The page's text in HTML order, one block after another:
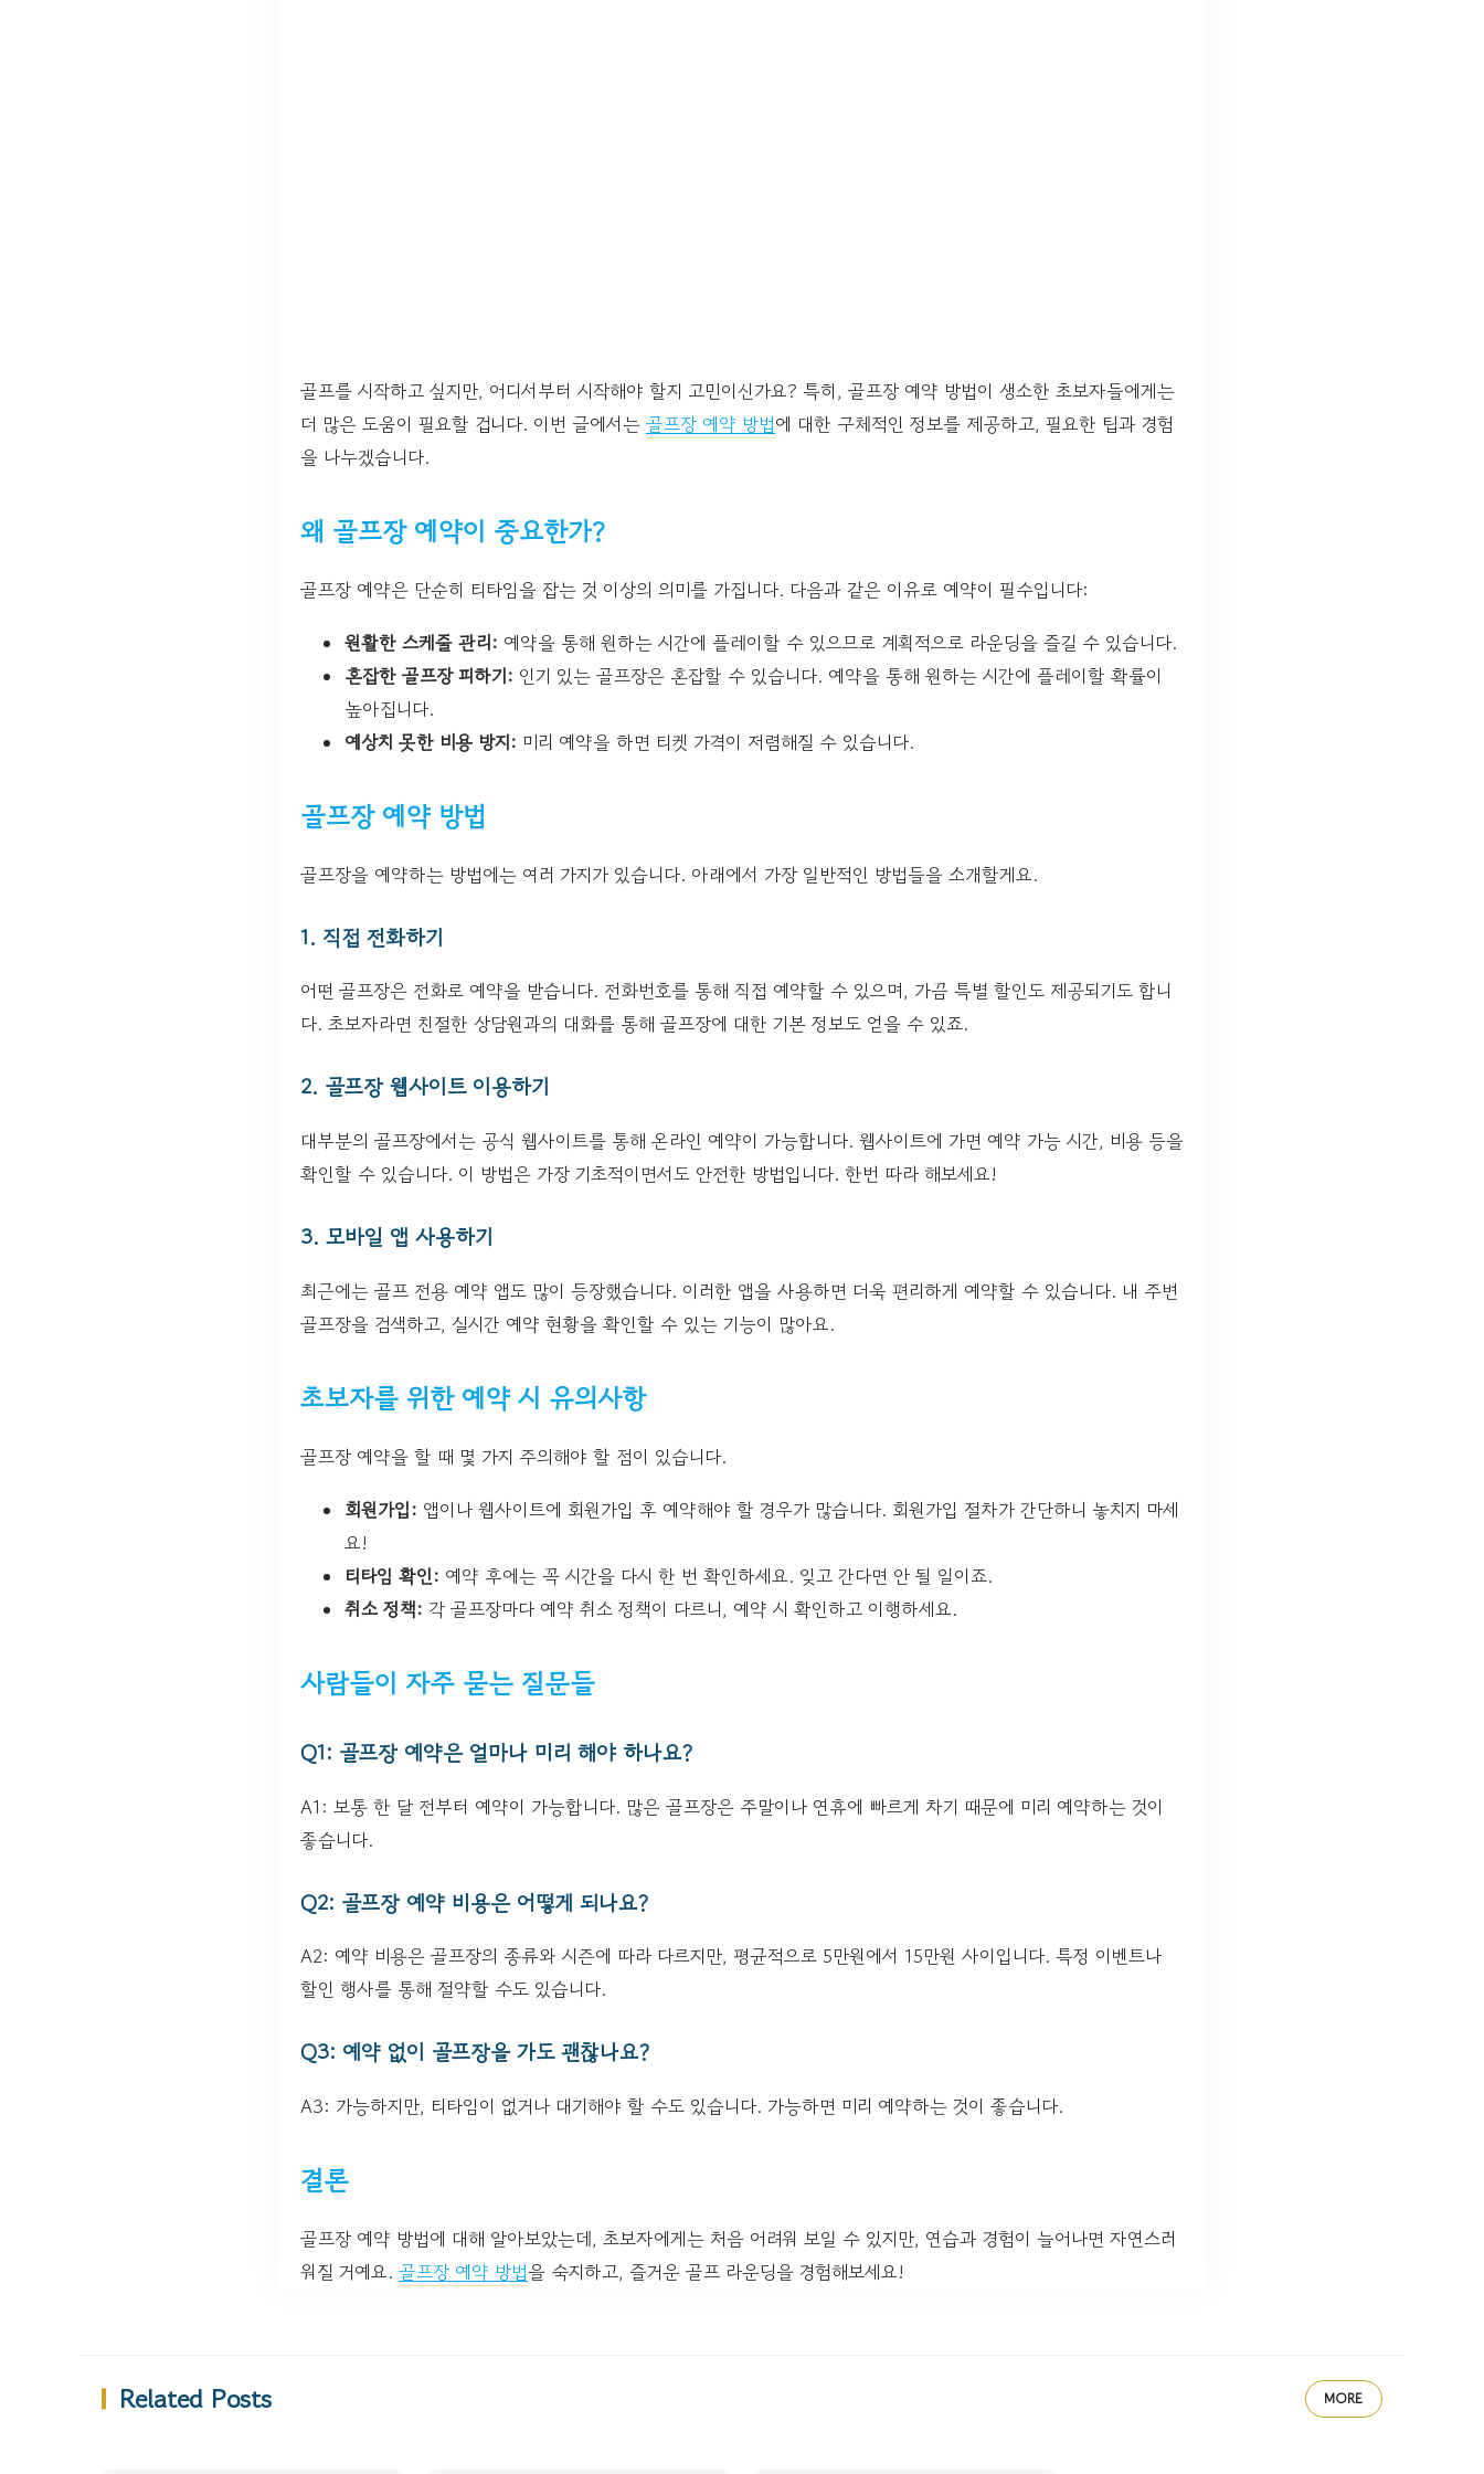
골프를 시작하고 싶지만, 어디서부터 시작해야 할지 고민이신가요? 특히, 골프장 예약 방법이 생소한 초보자들에게는
더 많은 도움이 필요할 겁니다. 이번 글에서는 골프장 예약 방법에 대한 구체적인 정보를 제공하고, 필요한 팁과 경험
을 나누겠습니다.
왜 골프장 예약이 중요한가?
골프장 예약은 단순히 티타임을 잡는 것 이상의 의미를 가집니다. 다음과 같은 이유로 예약이 필수입니다:
원활한 스케줄 관리: 예약을 통해 원하는 시간에 플레이할 수 있으므로 계획적으로 라운딩을 즐길 수 있습니다.
혼잡한 골프장 피하기: 인기 있는 골프장은 혼잡할 수 있습니다. 예약을 통해 원하는 시간에 플레이할 확률이
높아집니다.
예상치 못한 비용 방지: 미리 예약을 하면 티켓 가격이 저렴해질 수 있습니다.
골프장 예약 방법
골프장을 예약하는 방법에는 여러 가지가 있습니다. 아래에서 가장 일반적인 방법들을 소개할게요.
1. 직접 전화하기
어떤 골프장은 전화로 예약을 받습니다. 전화번호를 통해 직접 예약할 수 있으며, 가끔 특별 할인도 제공되기도 합니
다. 초보자라면 친절한 상담원과의 대화를 통해 골프장에 대한 기본 정보도 얻을 수 있죠.
2. 골프장 웹사이트 이용하기
대부분의 골프장에서는 공식 웹사이트를 통해 온라인 예약이 가능합니다. 웹사이트에 가면 예약 가능 시간, 비용 등을
확인할 수 있습니다. 이 방법은 가장 기초적이면서도 안전한 방법입니다. 한번 따라 해보세요!
3. 모바일 앱 사용하기
최근에는 골프 전용 예약 앱도 많이 등장했습니다. 이러한 앱을 사용하면 더욱 편리하게 예약할 수 있습니다. 내 주변
골프장을 검색하고, 실시간 예약 현황을 확인할 수 있는 기능이 많아요.
초보자를 위한 예약 시 유의사항
골프장 예약을 할 때 몇 가지 주의해야 할 점이 있습니다.
회원가입: 앱이나 웹사이트에 회원가입 후 예약해야 할 경우가 많습니다. 회원가입 절차가 간단하니 놓치지 마세
요!
티타임 확인: 예약 후에는 꼭 시간을 다시 한 번 확인하세요. 잊고 간다면 안 될 일이죠.
취소 정책: 각 골프장마다 예약 취소 정책이 다르니, 예약 시 확인하고 이행하세요.
사람들이 자주 묻는 질문들
Q1: 골프장 예약은 얼마나 미리 해야 하나요?
A1: 보통 한 달 전부터 예약이 가능합니다. 많은 골프장은 주말이나 연휴에 빠르게 차기 때문에 미리 예약하는 것이
좋습니다.
Q2: 골프장 예약 비용은 어떻게 되나요?
A2: 예약 비용은 골프장의 종류와 시즌에 따라 다르지만, 평균적으로 5만원에서 15만원 사이입니다. 특정 이벤트나
할인 행사를 통해 절약할 수도 있습니다.
Q3: 예약 없이 골프장을 가도 괜찮나요?
A3: 가능하지만, 티타임이 없거나 대기해야 할 수도 있습니다. 가능하면 미리 예약하는 것이 좋습니다.
결론
골프장 예약 방법에 대해 알아보았는데, 초보자에게는 처음 어려워 보일 수 있지만, 연습과 경험이 늘어나면 자연스러
워질 거예요. 골프장 예약 방법을 숙지하고, 즐거운 골프 라운딩을 경험해보세요!
Related Posts MORE